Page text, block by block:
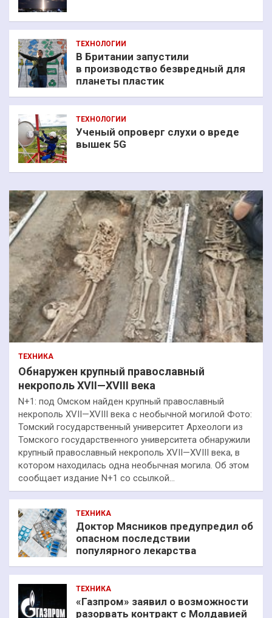
ТЕХНОЛОГИИ
В Британии запустили
в производство безвредный для
планеты пластик
ТЕХНОЛОГИИ
Ученый опроверг слухи о вреде
вышек 5G
ТЕХНИКА
Обнаружен крупный православный
некрополь XVII—XVIII века
N+1: под Омском найден крупный православный
некрополь XVII—XVIII века с необычной могилой Фото:
Томский государственный университет Археологи из
Томского государственного университета обнаружили
крупный православный некрополь XVII—XVIII века, в
котором находилась одна необычная могила. Об этом
сообщает издание N+1 со ссылкой…
ТЕХНИКА
Доктор Мясников предупредил об
опасном последствии
популярного лекарства
ТЕХНИКА
«Газпром» заявил о возможности
разорвать контракт с Молдавией